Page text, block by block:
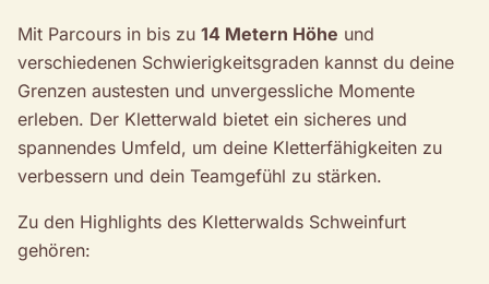
Mit Parcours in bis zu 14 Metern Höhe und
verschiedenen Schwierigkeitsgraden kannst du deine
Grenzen austesten und unvergessliche Momente
erleben. Der Kletterwald bietet ein sicheres und
spannendes Umfeld, um deine Kletterfähigkeiten zu
verbessern und dein Teamgefühl zu stärken.
Zu den Highlights des Kletterwalds Schweinfurt
gehören: